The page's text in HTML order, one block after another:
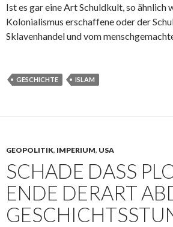
Ist es gar eine Art Schuldkult, so ähnlich
Kolonialismus erschaffene oder der
Sklavenhandel und vom
GESCHICHTE ISLAM
GEOPOLITIK, IMPERIUM, USA
SCHADE DASS
ENDE DERART